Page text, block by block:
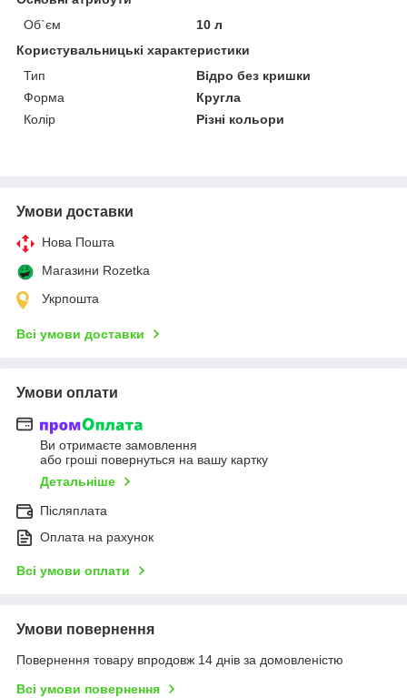
Об`єм
10 л
Користувальницькі характеристики
Тип
Відро без кришки
Форма
Кругла
Колір
Різні кольори
Умови доставки
Нова Пошта
Магазини Rozetka
Укрпошта
Всі умови доставки
Умови оплати
Ви отримаєте замовлення
або гроші повернуться на вашу картку
Детальніше
Післяплата
Оплата на рахунок
Всі умови оплати
Умови повернення
Повернення товару впродовж 14 днів за домовленістю
Всі умови повернення